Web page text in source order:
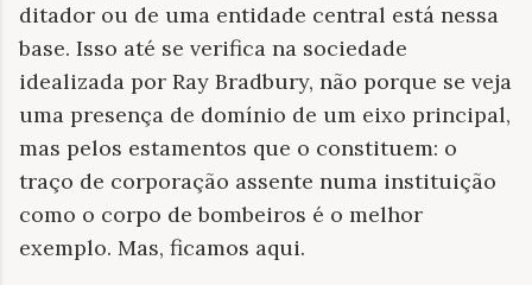
ditador ou de uma entidade central está nessa
base. Isso até se verifica na sociedade
idealizada por Ray Bradbury, não porque se veja
uma presença de domínio de um eixo principal,
mas pelos estamentos que o constituem: o
traço de corporação assente numa instituição
como o corpo de bombeiros é o melhor
exemplo. Mas, ficamos aqui.